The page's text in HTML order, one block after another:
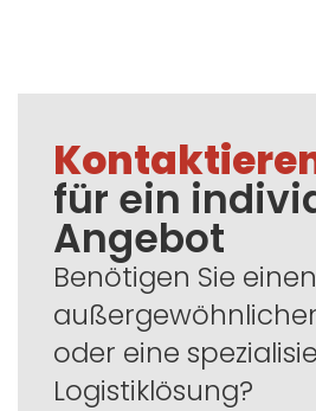
für ein
Angebot
Benötigen Sie einen
oder eine
Logistiklösung?